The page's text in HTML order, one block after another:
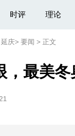
时评 理论
庆> 要闻 > 正文
，最美